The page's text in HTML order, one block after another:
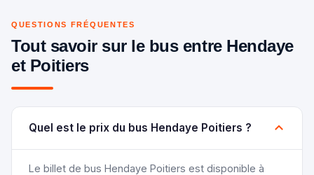
QUESTIONS FRÉQUENTES
Tout savoir sur le bus entre Hendaye
et Poitiers
Quel est le prix du bus Hendaye Poitiers ?
Le billet de bus Hendaye Poitiers est disponible à